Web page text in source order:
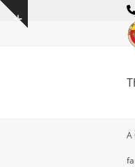
Skip
Show
A